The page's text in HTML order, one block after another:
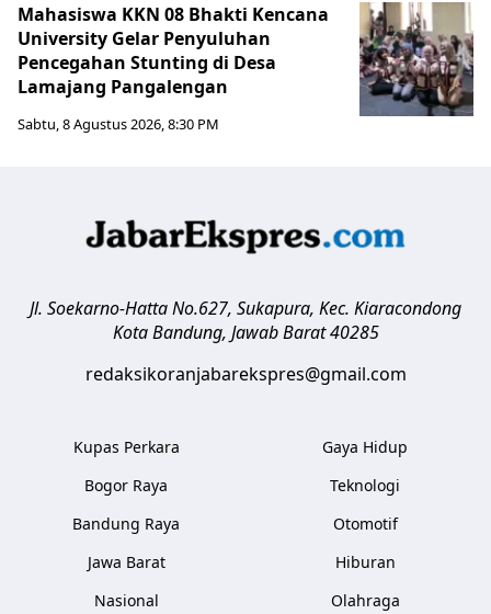
Mahasiswa KKN 08 Bhakti Kencana
University Gelar Penyuluhan
Pencegahan Stunting di Desa
Lamajang Pangalengan
Sabtu, 8 Agustus 2026, 8:30 PM
Jl. Soekarno-Hatta No.627, Sukapura, Kec. Kiaracondong
Kota Bandung, Jawab Barat 40285
redaksikoranjabarekspres@gmail.com
Kupas Perkara
Bogor Raya
Bandung Raya
Jawa Barat
Nasional
Gaya Hidup
Teknologi
Otomotif
Hiburan
Olahraga